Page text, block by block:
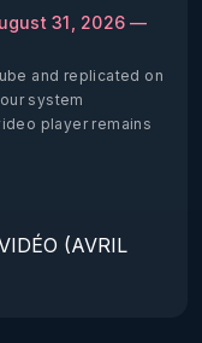
31, 2026 —
and replicated on
system
player remains
(AVRIL